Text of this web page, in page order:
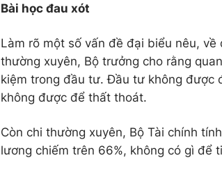
Bài học đau xót
Làm rõ một số vấn đề đại biểu nêu,
thường xuyên, Bộ trưởng cho rằng
kiệm trong đầu tư. Đầu tư không được
không được để thất thoát.
Còn chi thường xuyên, Bộ Tài chính
lương chiếm trên 66%, không có gì để